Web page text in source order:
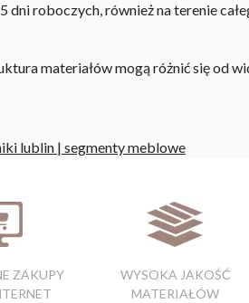
roboczych, również na terenie
materiałów mogą różnić się od
lublin | segmenty meblowe
ZAKUPY
WYSOKA JAKOŚĆ
MATERIAŁÓW